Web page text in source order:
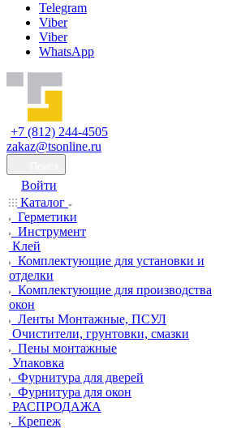
Telegram
Viber
Viber
WhatsApp
+7 (812) 244-4505
zakaz@tsonline.ru
Войти
Каталог
Герметики
Инструмент
Клей
Комплектующие для установки и
отделки
Комплектующие для производства
окон
Ленты Монтажные, ПСУЛ
Очистители, грунтовки, смазки
Пены монтажные
Упаковка
Фурнитура для дверей
Фурнитура для окон
РАСПРОДАЖА
Крепеж